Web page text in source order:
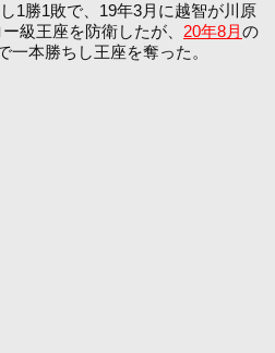
1勝1敗で、19年3月に越智が川原
級王座を防衛したが、 20年8月の
本勝ちし王座を奪った。